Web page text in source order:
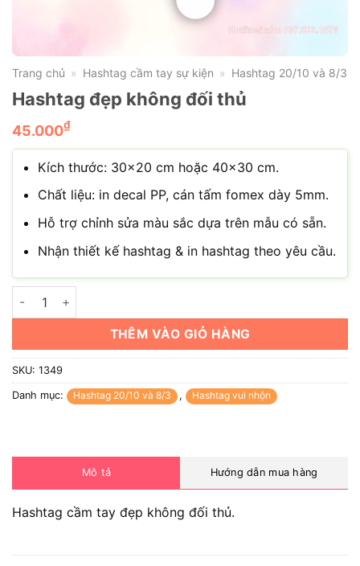
Trang chủ » Hashtag cầm tay sự kiện » Hashtag 20/10 và 8/3
Hashtag đẹp không đối thủ
45.000₫
Kích thước: 30×20 cm hoặc 40×30 cm.
Chất liệu: in decal PP, cán tấm fomex dày 5mm.
Hỗ trợ chỉnh sửa màu sắc dựa trên mẫu có sẵn.
Nhận thiết kế hashtag & in hashtag theo yêu cầu.
Hashtag đẹp không đối thủ số lượng
THÊM VÀO GIỎ HÀNG
SKU: 1349
Danh mục: Hashtag 20/10 và 8/3 , Hashtag vui nhộn
Mô tả Hướng dẫn mua hàng
Hashtag cầm tay đẹp không đối thủ.